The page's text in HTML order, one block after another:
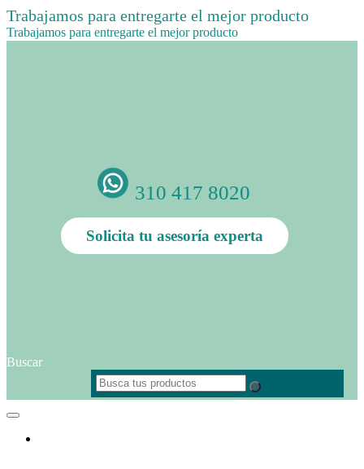
Trabajamos para entregarte el mejor producto
Trabajamos para entregarte el mejor producto
310 417 8020
Solicita tu asesoría experta
Buscar